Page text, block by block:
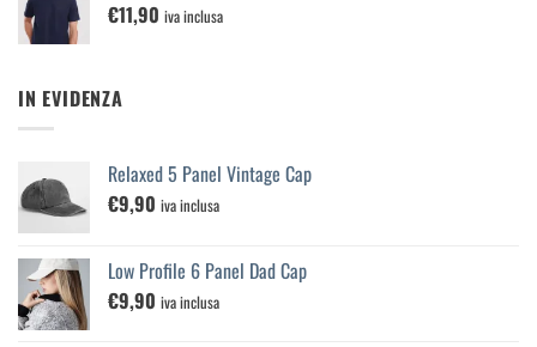
€11,90 iva inclusa
IN EVIDENZA
Relaxed 5 Panel Vintage Cap
€9,90 iva inclusa
Low Profile 6 Panel Dad Cap
€9,90 iva inclusa